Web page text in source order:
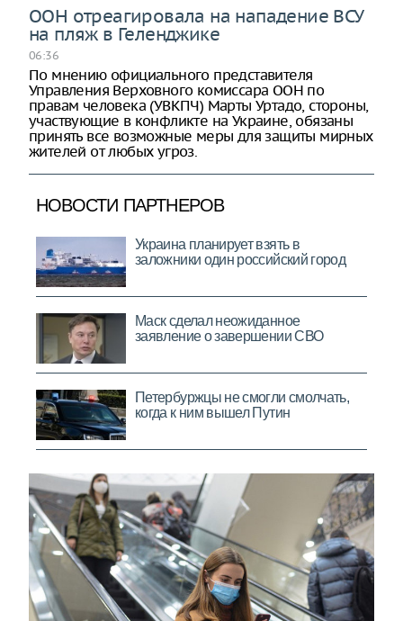
ООН отреагировала на нападение ВСУ
на пляж в Геленджике
06:36
По мнению официального представителя
Управления Верховного комиссара ООН по
правам человека (УВКПЧ) Марты Уртадо, стороны,
участвующие в конфликте на Украине, обязаны
принять все возможные меры для защиты мирных
жителей от любых угроз.